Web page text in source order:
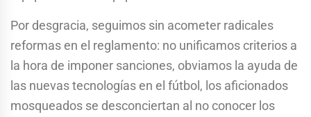
Por desgracia, seguimos sin acometer radicales
reformas en el reglamento: no unificamos criterios a
la hora de imponer sanciones, obviamos la ayuda de
las nuevas tecnologías en el fútbol, los aficionados
mosqueados se desconciertan al no conocer los